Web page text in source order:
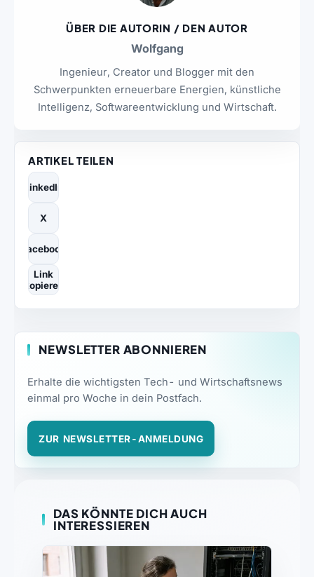
ÜBER DIE AUTORIN / DEN AUTOR
Wolfgang
Ingenieur, Creator und Blogger mit den
Schwerpunkten erneuerbare Energien, künstliche
Intelligenz, Softwareentwicklung und Wirtschaft.
ARTIKEL TEILEN
LinkedIn
X
Facebook
Link
kopieren
NEWSLETTER ABONNIEREN
Erhalte die wichtigsten Tech- und Wirtschaftsnews
einmal pro Woche in dein Postfach.
ZUR NEWSLETTER-ANMELDUNG
DAS KÖNNTE DICH AUCH
INTERESSIEREN